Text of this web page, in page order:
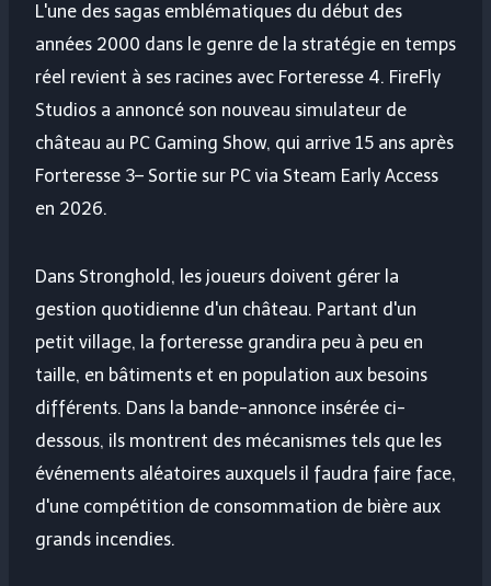
L'une des sagas emblématiques du début des
années 2000 dans le genre de la stratégie en temps
réel revient à ses racines avec Forteresse 4. FireFly
Studios a annoncé son nouveau simulateur de
château au PC Gaming Show, qui arrive 15 ans après
Forteresse 3– Sortie sur PC via Steam Early Access
en 2026.
Dans Stronghold, les joueurs doivent gérer la
gestion quotidienne d'un château. Partant d'un
petit village, la forteresse grandira peu à peu en
taille, en bâtiments et en population aux besoins
différents. Dans la bande-annonce insérée ci-
dessous, ils montrent des mécanismes tels que les
événements aléatoires auxquels il faudra faire face,
d'une compétition de consommation de bière aux
grands incendies.